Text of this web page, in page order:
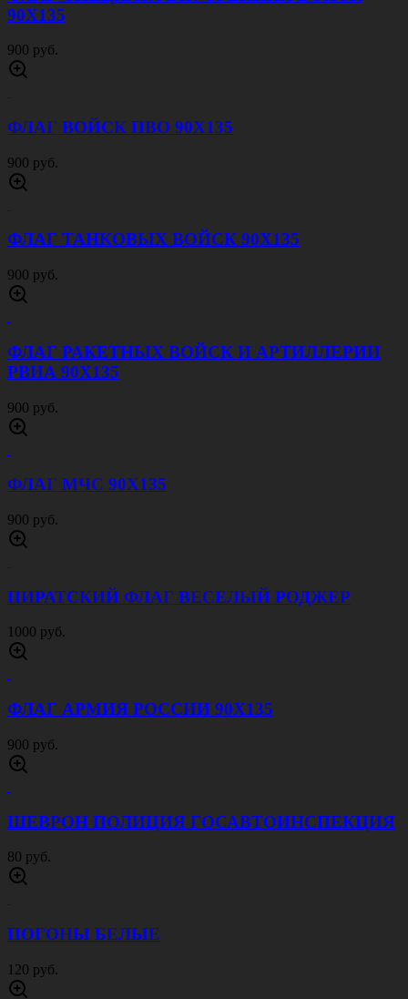
90Х135
900 руб.
ФЛАГ ВОЙСК ПВО 90Х135
900 руб.
ФЛАГ ТАНКОВЫХ ВОЙСК 90Х135
900 руб.
ФЛАГ РАКЕТНЫХ ВОЙСК И АРТИЛЛЕРИИ
РВИА 90Х135
900 руб.
ФЛАГ МЧС 90Х135
900 руб.
ПИРАТСКИЙ ФЛАГ ВЕСЕЛЫЙ РОДЖЕР
1000 руб.
ФЛАГ АРМИЯ РОССИИ 90Х135
900 руб.
ШЕВРОН ПОЛИЦИЯ ГОСАВТОИНСПЕКЦИЯ
80 руб.
ПОГОНЫ БЕЛЫЕ
120 руб.